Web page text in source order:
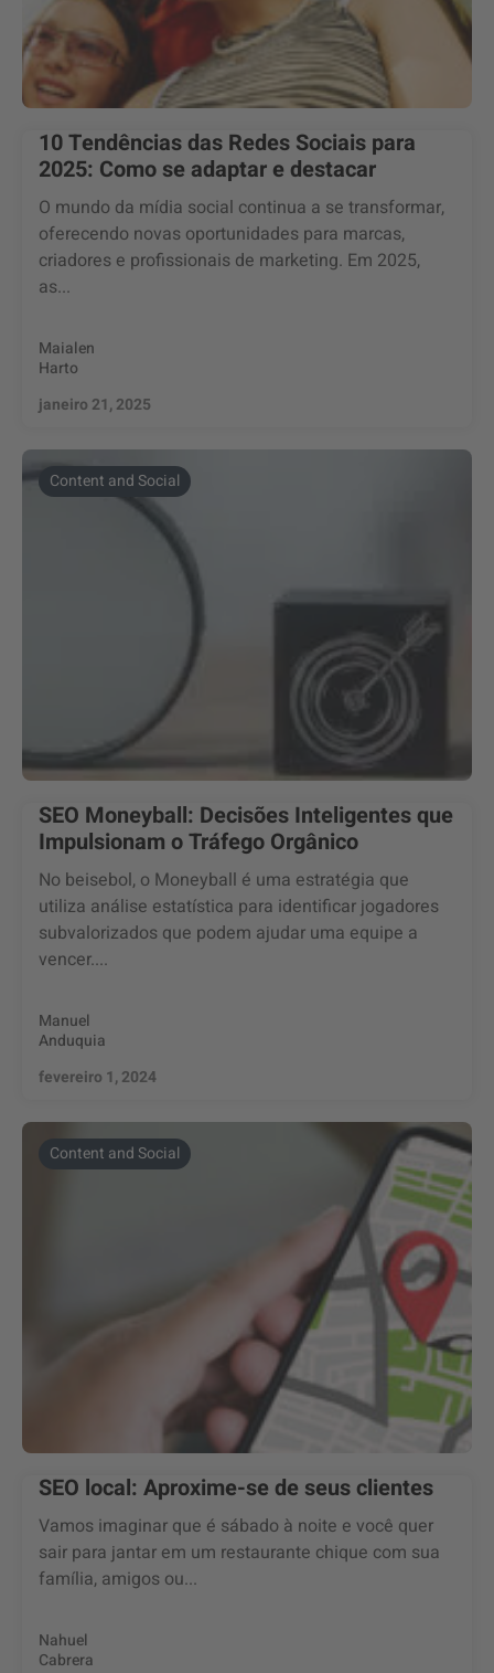
10 Tendências das Redes Sociais para
2025: Como se adaptar e destacar
O mundo da mídia social continua a se transformar,
oferecendo novas oportunidades para marcas,
criadores e profissionais de marketing. Em 2025,
as...
Maialen
Harto
janeiro 21, 2025
Content and Social
SEO Moneyball: Decisões Inteligentes que
Impulsionam o Tráfego Orgânico
No beisebol, o Moneyball é uma estratégia que
utiliza análise estatística para identificar jogadores
subvalorizados que podem ajudar uma equipe a
vencer....
Manuel
Anduquia
fevereiro 1, 2024
Content and Social
SEO local: Aproxime-se de seus clientes
Vamos imaginar que é sábado à noite e você quer
sair para jantar em um restaurante chique com sua
família, amigos ou...
Nahuel
Cabrera